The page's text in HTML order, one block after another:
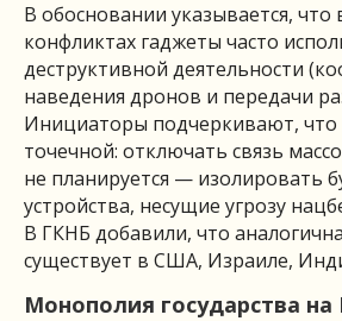
В обосновании указывается,
конфликтах гаджеты часто
деструктивной деятельности
наведения дронов и передачи
Инициаторы подчеркивают, что
точечной: отключать связь
не планируется — изолировать
устройства, несущие угрозу
В ГКНБ добавили, что
существует в США, Израиле,
Монополия государства